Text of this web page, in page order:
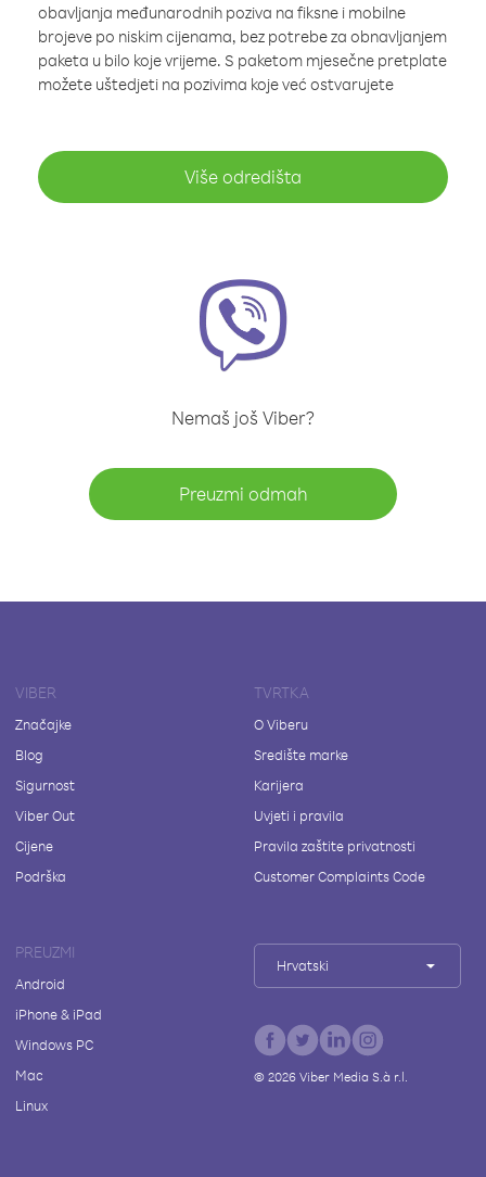
obavljanja međunarodnih poziva na fiksne i mobilne
brojeve po niskim cijenama, bez potrebe za obnavljanjem
paketa u bilo koje vrijeme. S paketom mjesečne pretplate
možete uštedjeti na pozivima koje već ostvarujete
Više odredišta
Nemaš još Viber?
Preuzmi odmah
VIBER
Značajke
Blog
Sigurnost
Viber Out
Cijene
Podrška
TVRTKA
O Viberu
Središte marke
Karijera
Uvjeti i pravila
Pravila zaštite privatnosti
Customer Complaints Code
PREUZMI
Android
iPhone & iPad
Windows PC
Mac
Linux
Hrvatski
© 2026Viber Media S.à r.l.